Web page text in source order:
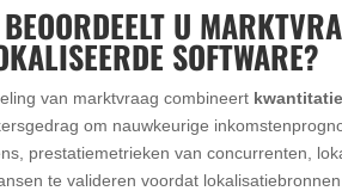
U
SOFTWARE?
van marktvraag combineert
om nauwkeurige
prestatiemetrieken van concurrenten,
te valideren voordat